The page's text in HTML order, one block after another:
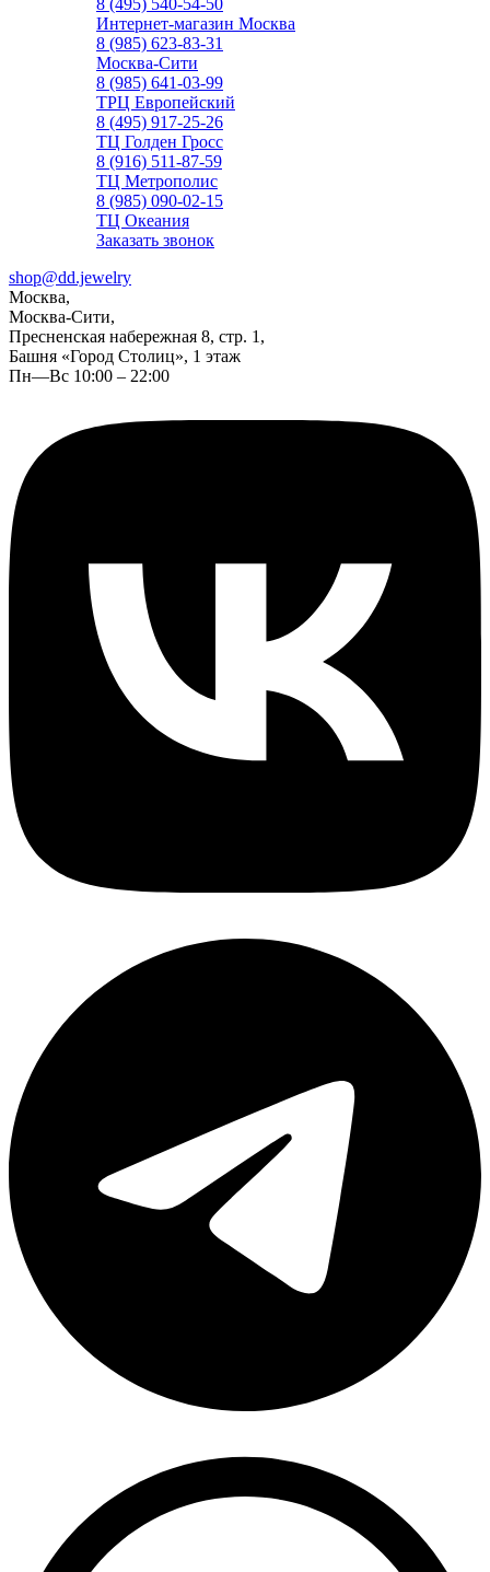
8 (495) 540-54-50
Интернет-магазин Москва
8 (985) 623-83-31
Москва-Сити
8 (985) 641-03-99
ТРЦ Европейский
8 (495) 917-25-26
ТЦ Голден Гросс
8 (916) 511-87-59
ТЦ Метрополис
8 (985) 090-02-15
ТЦ Океания
Заказать звонок
shop@dd.jewelry
Москва,
Москва-Сити,
Пресненская набережная 8, стр. 1,
Башня «Город Столиц», 1 этаж
Пн—Вс 10:00 – 22:00